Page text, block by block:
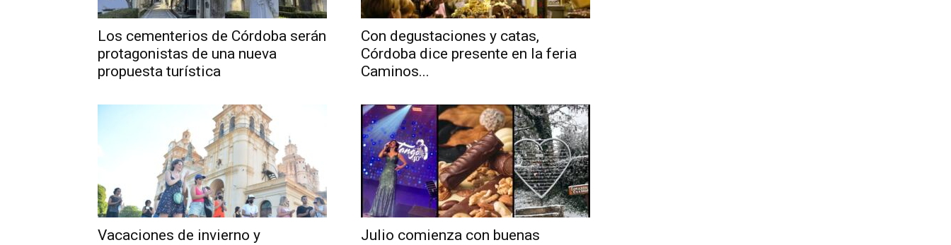
Los cementerios de Córdoba serán
protagonistas de una nueva
propuesta turística
Con degustaciones y catas,
Córdoba dice presente en la feria
Caminos...
Vacaciones de invierno y
Julio comienza con buenas